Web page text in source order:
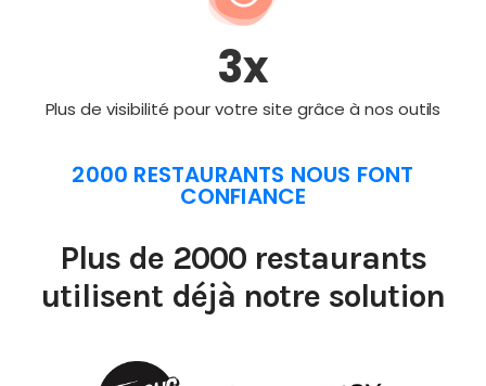
3x
Plus de visibilité pour votre site grâce à nos outils
2000 RESTAURANTS NOUS FONT
CONFIANCE
Plus de 2000 restaurants
utilisent déjà notre solution